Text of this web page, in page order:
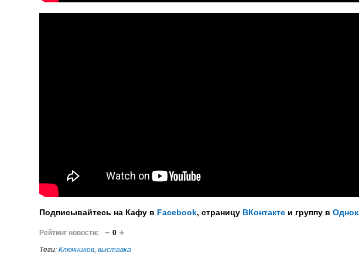
Подписывайтесь на Кафу в Facebook, страницу ВКонтакте и группу в
Рейтинг новости: 0
Теги: Ключников, выставка